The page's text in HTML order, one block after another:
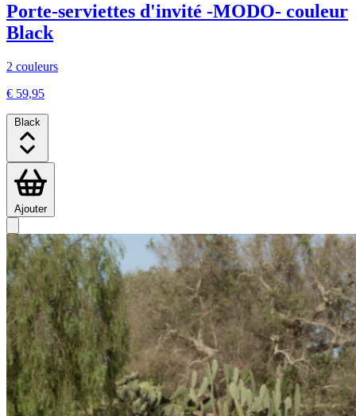
Porte-serviettes d'invité -MODO- couleur
Black
2 couleurs
€ 59,95
Black
Ajouter